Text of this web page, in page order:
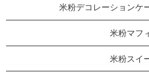
米粉デコレーションケ
米粉マフ
米粉スイ